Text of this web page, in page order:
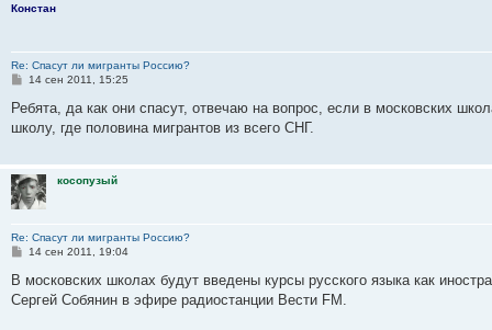
Констан
Re: Спасут ли мигранты Россию?
С
о
щ
е
14 сен 2011, 15:25
Ребята, да как они спасут, отвечаю на вопрос, если в московских
школу, где половина мигрантов из всего СНГ.
косопузый
Re: Спасут ли мигранты Россию?
С
о
щ
14 сен 2011, 19:04
В московских школах будут введены курсы русского языка как
Сергей Собянин в эфире радиостанции Вести FM.